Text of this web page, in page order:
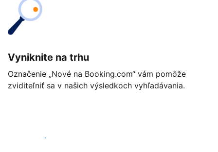
Vyniknite na trhu
Označenie „Nové na Booking.com“ vám pomôže
zviditeľniť sa v našich výsledkoch vyhľadávania.
Začať ešte dnes